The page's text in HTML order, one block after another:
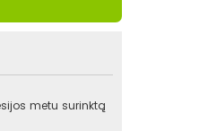
metu surinktą